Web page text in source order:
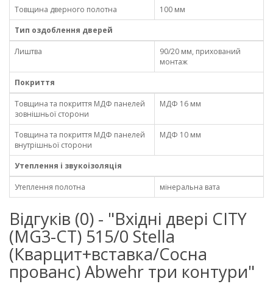
Товщина дверного полотна
100 мм
Тип оздоблення дверей
Лиштва
90/20 мм, прихований
монтаж
Покриття
Товщина та покриття МДФ панелей
зовнішньої сторони
МДФ 16 мм
Товщина та покриття МДФ панелей
внутрішньої сторони
МДФ 10 мм
Утеплення і звукоізоляція
Утеплення полотна мінеральна вата
Відгуків (0) - "Вхідні двері CITY
(MG3-CT) 515/0 Stella
(Кварцит+вставка/Сосна
прованс) Abwehr три контури"